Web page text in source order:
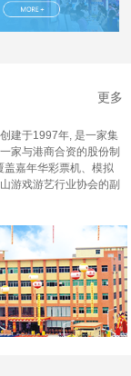
更多
建于1997年, 是一家集
家与港商合资的股份制
盖嘉年华彩票机、模拟
游戏游艺行业协会的副